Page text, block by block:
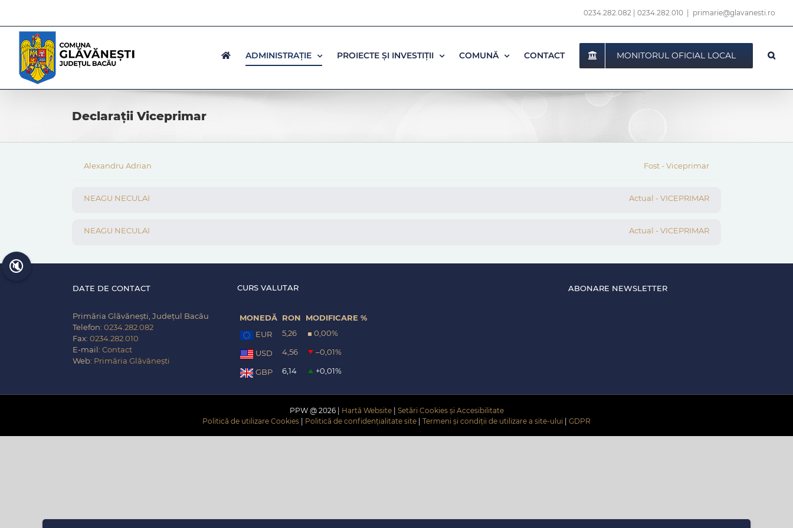
content
0234.282.082 0234.282.010 primarie@glavanesti.ro
ADMINISTRAȚIE PROIECTE ȘI INVESTIȚII COMUNĂ CONTACT MONITORUL OFICIAL LOCAL
Declarații Viceprimar
Alexandru Adrian Fost - Viceprimar
NEAGU NECULAI Actual - VICEPRIMAR
NEAGU NECULAI Actual - VICEPRIMAR
DATE DE CONTACT
Primăria Glăvănești, Județul Bacău
Telefon: 0234.282.082
Fax: 0234.282.010
E-mail: Contact
Web: Primăria Glăvănești
CURS VALUTAR
MONEDĂ RON
MODIFICARE %
EUR
5,26 0,00%
USD 4,56 –0,01%
GBP 6,14 +0,01%
ABONARE NEWSLETTER
PPW @ 2026 | Hartă Website| Setări Cookies și Accesibilitate
Politică de utilizare Cookies
Politică de confidențialitate site Termeni și condiții de utilizare a site-ului GDPR
🔇